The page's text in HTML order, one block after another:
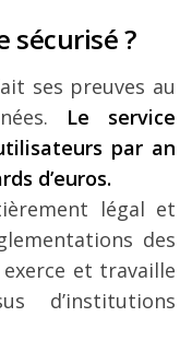
sécurisé ?
ses preuves au
Le service
par an
d’euros.
légal et
des
exerce et travaille
d’institutions